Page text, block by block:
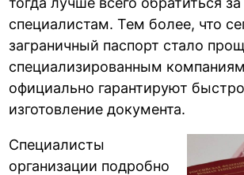
специалистам. Тем более, что
заграничный паспорт стало
специализированным
официально гарантируют
изготовление документа.
Специалисты
организации подробно